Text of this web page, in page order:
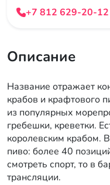
+7 812 629-20-12
Описание
Название отражает
крабов и крафтового
из популярных
гребешки, креветки.
королевским крабом.
пиво: более 40
смотреть спорт, то в
трансляции.